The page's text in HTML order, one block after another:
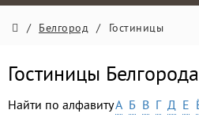
/ Белгород / Гостиницы
Гостиницы Белгорода
Найти по алфавитуА Б В Г Д Е